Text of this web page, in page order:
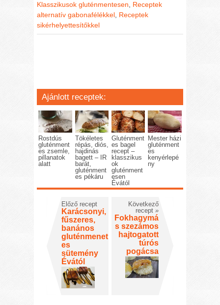
Klasszikusok gluténmentesen
Receptek
alternatív gabonafélékkel Receptek
sikérhelyettesítőkkel
Ajánlott receptek:
Rostdús
gluténment
es zsemle,
pillanatok
alatt
Tökéletes
répás, diós,
hajdinás
bagett – IR
barát,
gluténment
es pékáru
Gluténment
es bagel
recept –
klasszikus
ok
gluténment
esen
Évától
Mester házi
gluténment
es
kenyérlepé
ny
Előző recept
Karácsonyi,
fűszeres,
banános
gluténmenet
es
sütemény
Évától
Következő
recept »
Fokhagymá
s szezámos
hajtogatott
túrós
pogácsa